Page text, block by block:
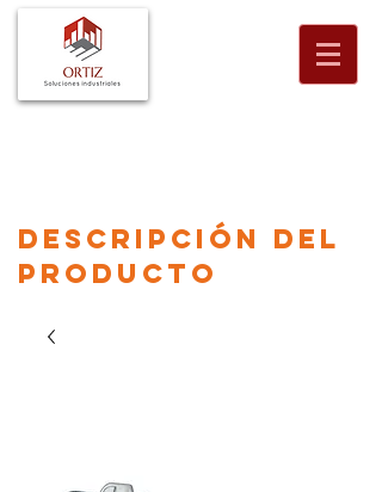
descripción
del
producto